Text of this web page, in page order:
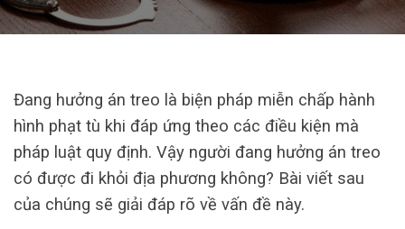
Đang hưởng án treo là biện pháp miễn chấp hành
hình phạt tù khi đáp ứng theo các điều kiện mà
pháp luật quy định. Vậy người đang hưởng án treo
có được đi khỏi địa phương không? Bài viết sau
của chúng sẽ giải đáp rõ về vấn đề này.